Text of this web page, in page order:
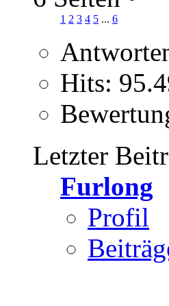
1 2 3 4 5 ... 6
Hits:
Letzter
Furlong
Profil